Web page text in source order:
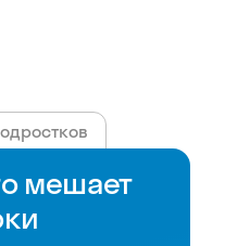
мешает